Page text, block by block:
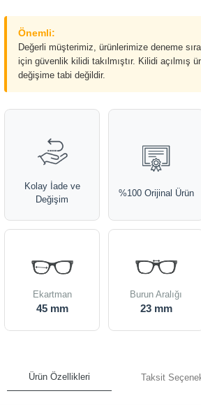
Önemli:
Değerli müşterimiz, ürünlerimize deneme
için güvenlik kilidi takılmıştır. Kilidi açılmış
değişime tabi değildir.
Kolay İade ve
Değişim
%100 Orijinal Ürün
Ekartman
45 mm
Burun Aralığı
23 mm
Ürün Özellikleri Taksit